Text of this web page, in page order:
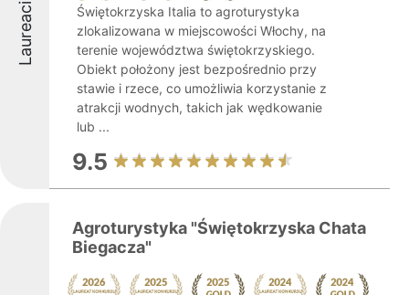
Laureaci
Świętokrzyska Italia to agroturystyka
zlokalizowana w miejscowości Włochy, na
terenie województwa świętokrzyskiego.
Obiekt położony jest bezpośrednio przy
stawie i rzece, co umożliwia korzystanie z
atrakcji wodnych, takich jak wędkowanie
lub ...
9.5
Agroturystyka "Świętokrzyska Chata
Biegacza"